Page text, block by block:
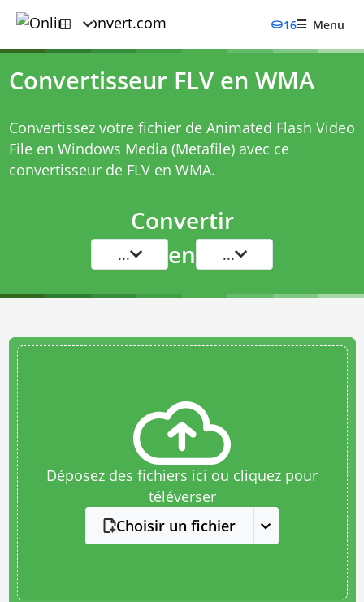
16 Menu
Convertisseur FLV en WMA
Convertissez votre fichier de Animated Flash Video
File en Windows Media (Metafile) avec ce
convertisseur de FLV en WMA.
Convertir
... en ...
Déposez des fichiers ici ou cliquez pour
téléverser
Choisir un fichier